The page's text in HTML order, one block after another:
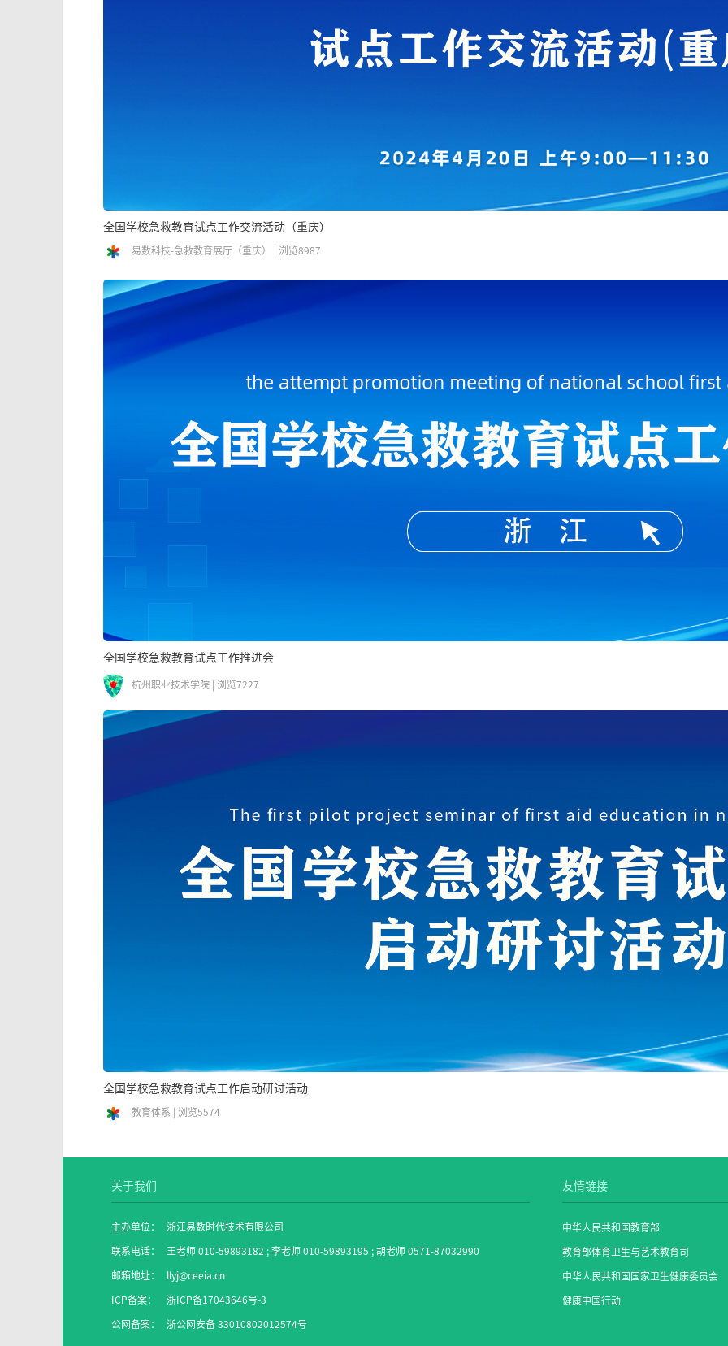
全国学校急救教育试点工作交流活动（重庆）
易数科技-急救教育展厅（重庆） | 浏览8987
全国学校急救教育试点工作推进会
杭州职业技术学院 | 浏览7227
全国学校急救教育试点工作启动研讨活动
教育体系 | 浏览5574
关于我们
主办单位： 浙江易数时代技术有限公司
联系电话： 王老师 010-59893182 ; 李老师 010-59893195 ; 胡老师 0571-87032990
邮箱地址： llyj@ceeia.cn
ICP备案： 浙ICP备17043646号-3
公网备案： 浙公网安备 33010802012574号
友情链接
中华人民共和国教育部
教育部体育卫生与艺术教育司
中华人民共和国国家卫生健康委员会
健康中国行动